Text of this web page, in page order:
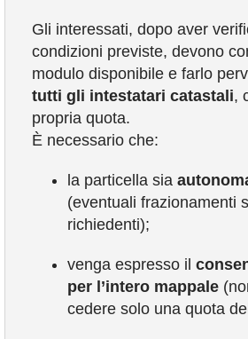
Gli interessati, dopo aver
condizioni previste, devono
modulo disponibile e farlo
tutti gli intestatari catastali,
propria quota.
È necessario che:
la particella sia
(eventuali frazionamenti
richiedenti);
venga espresso il
per l’intero mappale
cedere solo una quota